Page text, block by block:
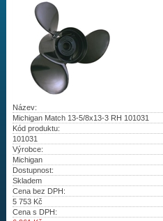
Drážky na hřídeli:
Najít vrtuli
Vrtule
Redukční pouzdra XHS
Kontakty
Aktuality
Název:
Michigan Match 13-5/8x13-3 RH 101031
Kód produktu:
101031
Výrobce:
Michigan
Dostupnost:
Skladem
Cena bez DPH:
5 753Kč
Cena s DPH: